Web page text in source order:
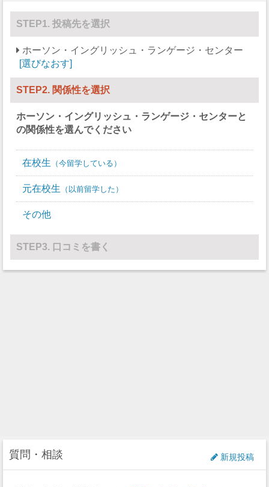
STEP1. 投稿先を選択
ホーソン・イングリッシュ・ランゲージ・センター
選びなおす
STEP2. 関係性を選択
ホーソン・イングリッシュ・ランゲージ・センターと
の関係性を選んでください
在校生 今留学している
元在校生 以前留学した
その他
STEP3. 口コミを書く
質問・相談 新規投稿